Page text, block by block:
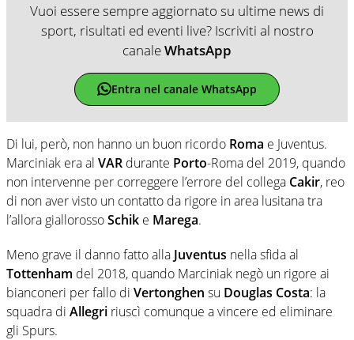
Vuoi essere sempre aggiornato su ultime news di
sport, risultati ed eventi live? Iscriviti al nostro
canaleWhatsApp
Entra nel canale WhatsApp
Di lui, però, non hanno un buon ricordo Roma e Juventus.
Marciniak era al VAR durante Porto-Roma del 2019, quando
non intervenne per correggere l’errore del collega Cakir, reo
di non aver visto un contatto da rigore in area lusitana tra
l’allora giallorossoSchik e Marega.
Meno grave il danno fatto alla Juventus nella sfida al
Tottenham del 2018, quando Marciniak negò un rigore ai
bianconeri per fallo di Vertonghen su Douglas Costa: la
squadra di Allegri riuscì comunque a vincere ed eliminare
gli Spurs.